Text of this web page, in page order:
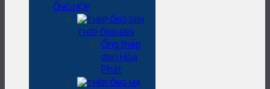
ỐNG HỘP
THÉP ỐNG ĐEN
Ống thép
đen Hòa
Phát